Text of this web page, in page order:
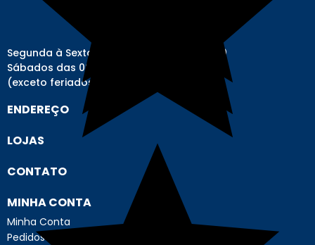
Segunda à Sexta-feira das 08h00 às 17h00
Sábados das 08h00 às 12h00
(exceto feriados)
ENDEREÇO
LOJAS
CONTATO
MINHA CONTA
Minha Conta
Pedidos